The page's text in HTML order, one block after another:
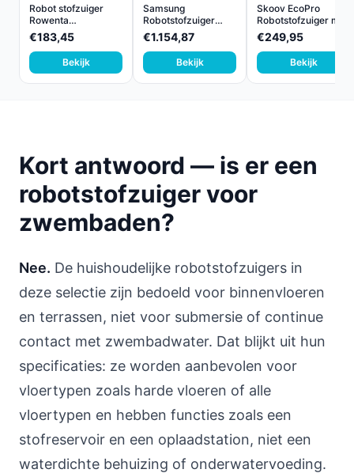
Robot stofzuiger
Rowenta
RR7375WH Zwar...
€183,45
Bekijk
Samsung
Robotstofzuiger
Bespoke Jet Bo...
€1.154,87
Bekijk
Skoov EcoPro
Robotstofzuiger met
Dweil...
€249,95
Bekijk
Kort antwoord — is er een
robotstofzuiger voor
zwembaden?
Nee. De huishoudelijke robotstofzuigers in
deze selectie zijn bedoeld voor binnenvloeren
en terrassen, niet voor submersie of continue
contact met zwembadwater. Dat blijkt uit hun
specificaties: ze worden aanbevolen voor
vloertypen zoals harde vloeren of alle
vloertypen en hebben functies zoals een
stofreservoir en een oplaadstation, niet een
waterdichte behuizing of onderwatervoeding.